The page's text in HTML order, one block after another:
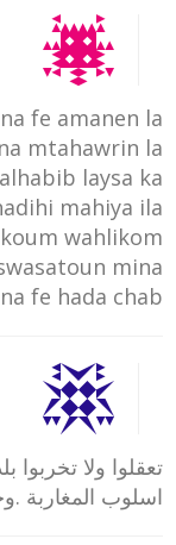
fe amanen la
mtahawrin la
laysa ka
mahiya ila
wahlikom
mina
fe hada chab
تعقلوا ولا
اسلوب المغاربة